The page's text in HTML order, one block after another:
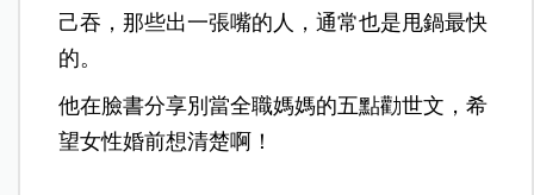
己吞，那些出一張嘴的人，通常也是甩鍋最快
的。
他在臉書分享別當全職媽媽的五點勸世文，希
望女性婚前想清楚啊！